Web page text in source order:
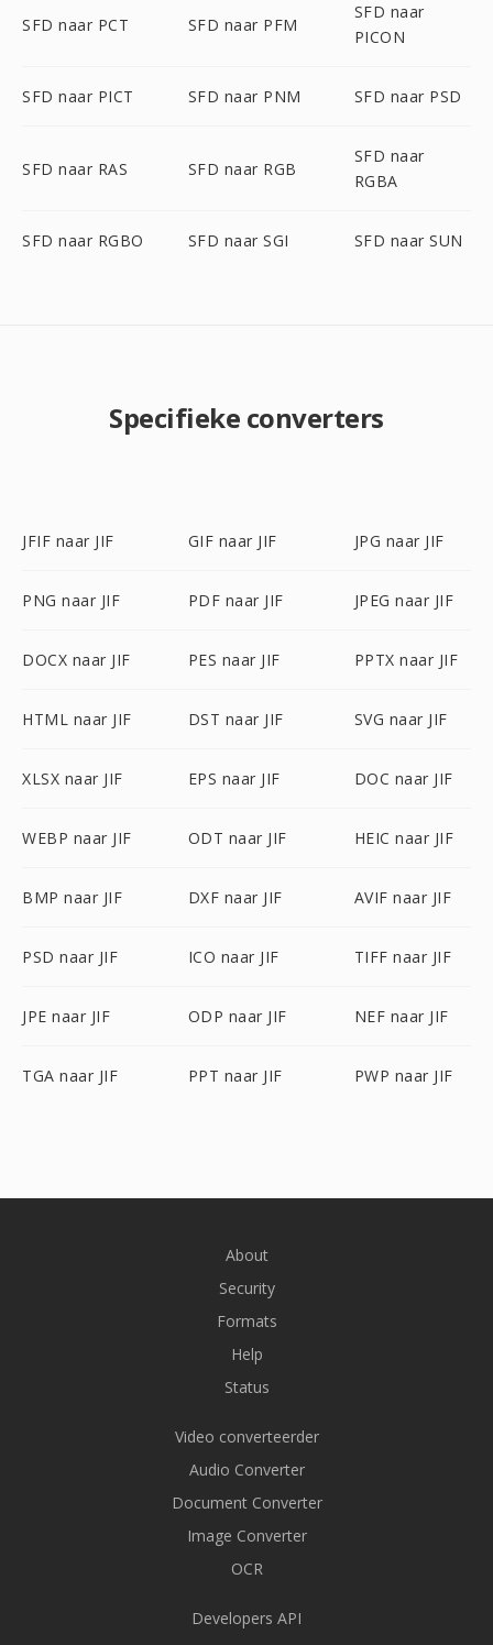
SFD naar PCT SFD naar PFM
SFD naar
PICON
SFD naar PICT SFD naar PNM SFD naar PSD
SFD naar RAS SFD naar RGB
SFD naar
RGBA
SFD naar RGBO SFD naar SGI SFD naar SUN
Specifieke converters
JFIF naar JIF GIF naar JIF JPG naar JIF
PNG naar JIF PDF naar JIF JPEG naar JIF
DOCX naar JIF PES naar JIF PPTX naar JIF
HTML naar JIF DST naar JIF SVG naar JIF
XLSX naar JIF EPS naar JIF DOC naar JIF
WEBP naar JIF ODT naar JIF HEIC naar JIF
BMP naar JIF DXF naar JIF AVIF naar JIF
PSD naar JIF ICO naar JIF TIFF naar JIF
JPE naar JIF ODP naar JIF NEF naar JIF
TGA naar JIF PPT naar JIF PWP naar JIF
About
Security
Formats
Help
Status
Video converteerder
Audio Converter
Document Converter
Image Converter
OCR
Developers API